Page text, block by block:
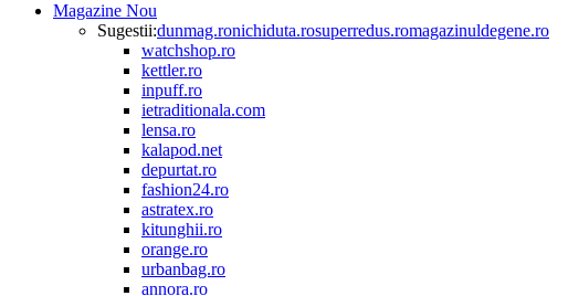
Magazine Nou
Sugestii:dunmag.ronichiduta.rosuperredus.romagazinuldegene.ro
watchshop.ro
kettler.ro
inpuff.ro
ietraditionala.com
lensa.ro
kalapod.net
depurtat.ro
fashion24.ro
astratex.ro
kitunghii.ro
orange.ro
urbanbag.ro
annora.ro